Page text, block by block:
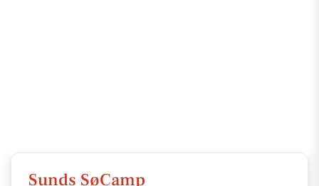
Sunds SøCamp